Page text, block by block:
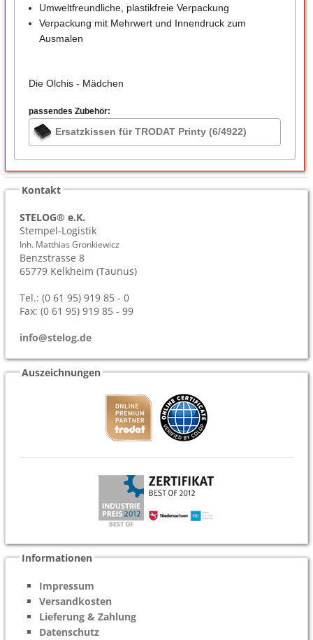
Umweltfreundliche, plastikfreie Verpackung
Verpackung mit Mehrwert und Innendruck zum
Ausmalen
Die Olchis - Mädchen
passendes Zubehör:
Ersatzkissen für TRODAT Printy (6/4922)
Kontakt
STELOG® e.K.
Stempel-Logistik
Inh. Matthias Gronkiewicz
Benzstrasse 8
65779 Kelkheim (Taunus)
Tel.: (0 61 95) 919 85 - 0
Fax: (0 61 95) 919 85 - 99
info@stelog.de
Auszeichnungen
Informationen
Impressum
Versandkosten
Lieferung & Zahlung
Datenschutz